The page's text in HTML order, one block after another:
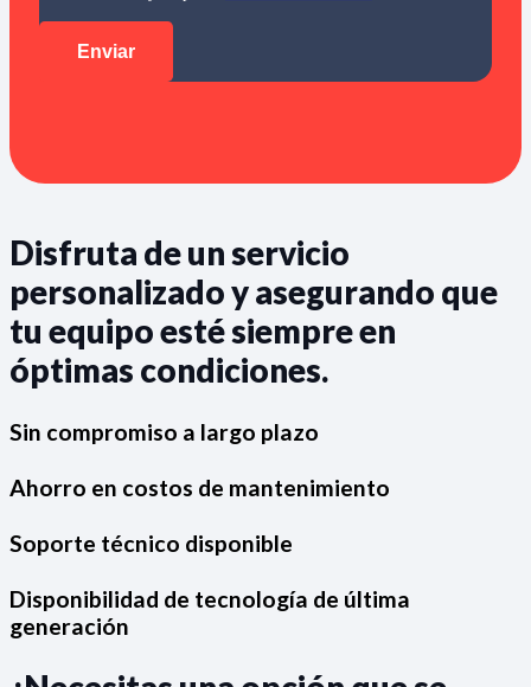
Disfruta de un servicio
personalizado y asegurando que
tu equipo esté siempre en
óptimas condiciones.
Sin compromiso a largo plazo
Ahorro en costos de mantenimiento
Soporte técnico disponible
Disponibilidad de tecnología de última
generación